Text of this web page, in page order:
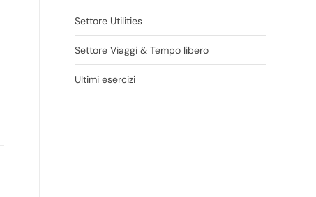
Settore Utilities
Settore Viaggi & Tempo libero
Ultimi esercizi